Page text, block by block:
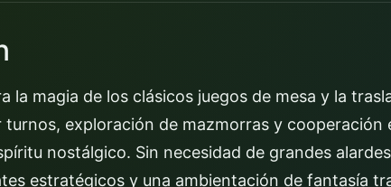
la magia de los clásicos juegos de mesa y la
exploración de mazmorras y
nostálgico. Sin necesidad de grandes
estratégicos y una ambientación de fantasía